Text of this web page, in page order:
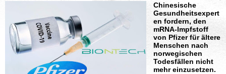
Chinesische
Gesundheitsexpert
en fordern, den
mRNA-Impfstoff
von Pfizer für ältere
Menschen nach
norwegischen
Todesfällen nicht
mehr einzusetzen.